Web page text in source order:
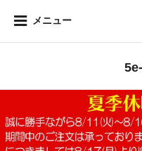
メニュー